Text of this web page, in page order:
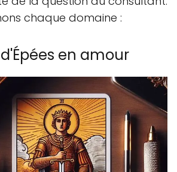
chaque domaine :
d'Épées en amour